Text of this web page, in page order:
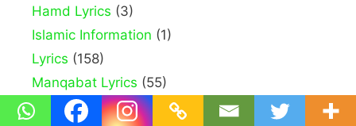
Hamd Lyrics (3)
Islamic Information (1)
Lyrics (158)
Manqabat Lyrics (55)
Naat Lyrics(76)